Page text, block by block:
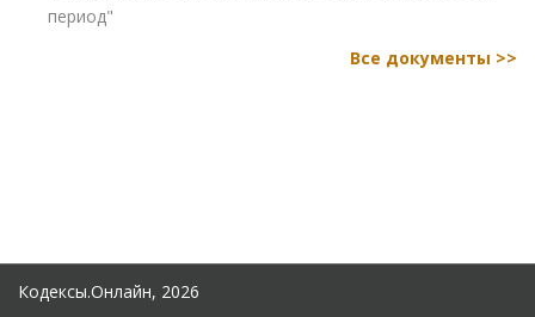
период"
Все документы >>
Кодексы.Онлайн, 2026